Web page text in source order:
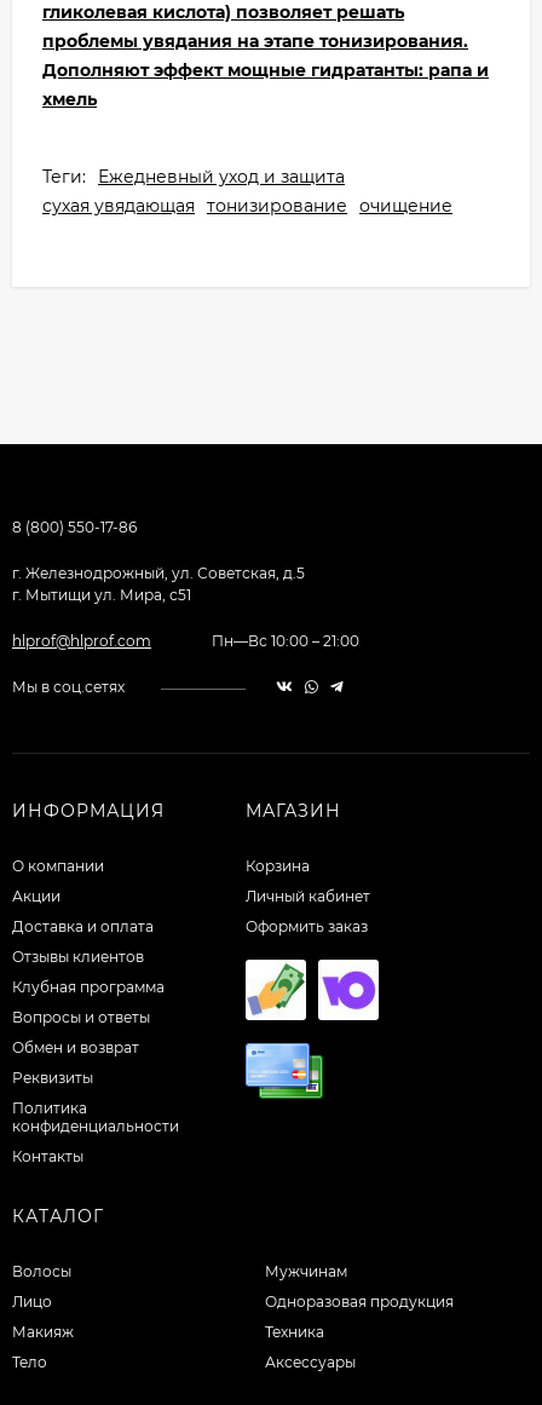
гликолевая кислота) позволяет решать
проблемы увядания на этапе тонизирования.
Дополняют эффект мощные гидратанты: рапа и
хмель
Теги:
Ежедневный уход и защита
сухая увядающая
тонизирование очищение
8 (800) 550-17-86
г. Железнодрожный, ул. Советская, д.5
г. Мытищи ул. Мира, с51
hlprof@hlprof.com Пн—Вс 10:00 – 21:00
Мы в соц.сетях
ИНФОРМАЦИЯ
О компании
Акции
Доставка и оплата
Отзывы клиентов
Клубная программа
Вопросы и ответы
Обмен и возврат
Реквизиты
Политика
конфиденциальности
Контакты
МАГАЗИН
Корзина
Личный кабинет
Оформить заказ
КАТАЛОГ
Волосы
Лицо
Макияж
Тело
Мужчинам
Одноразовая продукция
Техника
Аксессуары